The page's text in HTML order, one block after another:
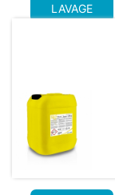
LAVAGE